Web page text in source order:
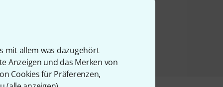
mit allem was dazugehört
Anzeigen und das Merken von
Cookies für Präferenzen,